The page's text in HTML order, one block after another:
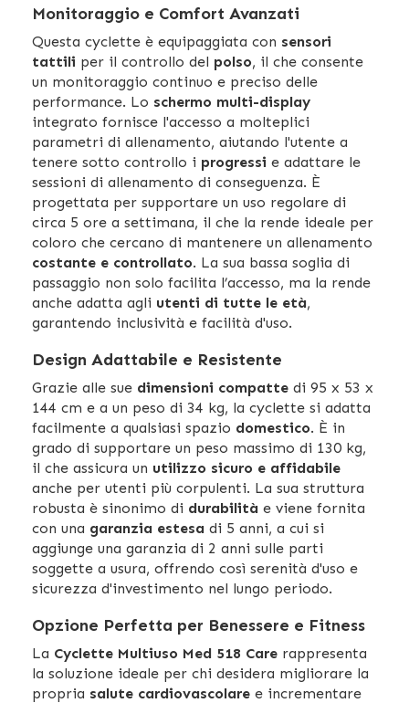
Monitoraggio e Comfort Avanzati
Questa cyclette è equipaggiata con sensori
tattili per il controllo del polso, il che consente
un monitoraggio continuo e preciso delle
performance. Lo schermo multi-display
integrato fornisce l'accesso a molteplici
parametri di allenamento, aiutando l'utente a
tenere sotto controllo i progressi e adattare le
sessioni di allenamento di conseguenza. È
progettata per supportare un uso regolare di
circa 5 ore a settimana, il che la rende ideale per
coloro che cercano di mantenere un allenamento
costante e controllato. La sua bassa soglia di
passaggio non solo facilita l’accesso, ma la rende
anche adatta agli utenti di tutte le età,
garantendo inclusività e facilità d'uso.
Design Adattabile e Resistente
Grazie alle sue dimensioni compatte di 95 x 53 x
144 cm e a un peso di 34 kg, la cyclette si adatta
facilmente a qualsiasi spazio domestico. È in
grado di supportare un peso massimo di 130 kg,
il che assicura un utilizzo sicuro e affidabile
anche per utenti più corpulenti. La sua struttura
robusta è sinonimo di durabilità e viene fornita
con una garanzia estesa di 5 anni, a cui si
aggiunge una garanzia di 2 anni sulle parti
soggette a usura, offrendo così serenità d'uso e
sicurezza d'investimento nel lungo periodo.
Opzione Perfetta per Benessere e Fitness
La Cyclette Multiuso Med 518 Care rappresenta
la soluzione ideale per chi desidera migliorare la
propria salute cardiovascolare e incrementare